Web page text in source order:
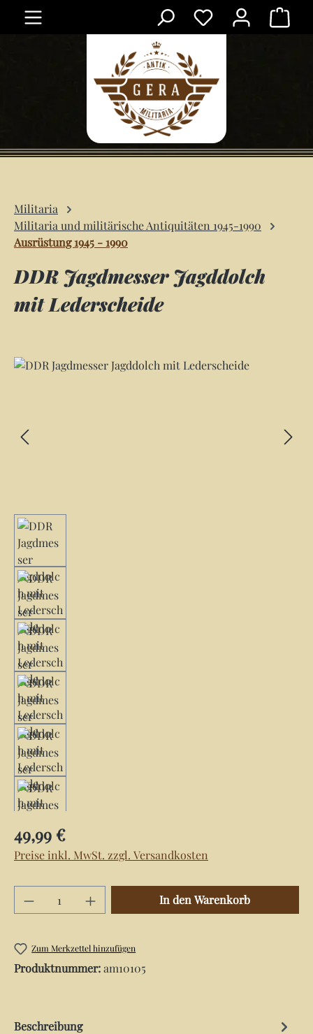
Zum Hauptinhalt springen
Militaria
Militaria und militärische Antiquitäten 1945-1990
Ausrüstung 1945 - 1990
DDR Jagdmesser Jagddolch
mit Lederscheide
Bildergalerie überspringen
Regulärer Preis:
49,99 €
Preise inkl. MwSt. zzgl. Versandkosten
Produkt Anzahl: Gib den gewünschten
In den Warenkorb
Zum Merkzettel hinzufügen
Produktnummer:am10105
Beschreibung